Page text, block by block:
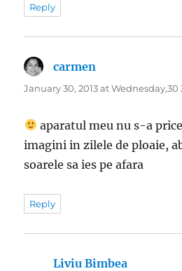
Reply
carmen
January 30, 2013 at Wednesday,30
aparatul meu nu s-a
imagini in zilele de ploaie,
soarele sa ies pe afara
Reply
Liviu Bimbea